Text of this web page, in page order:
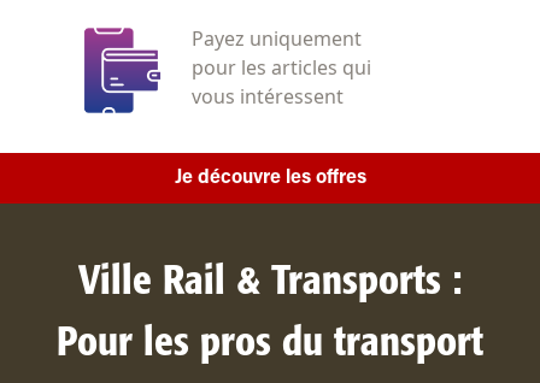
Payez uniquement
pour les articles qui
vous intéressent
Je découvre les offres
Ville Rail & Transports :
Pour les pros du transport